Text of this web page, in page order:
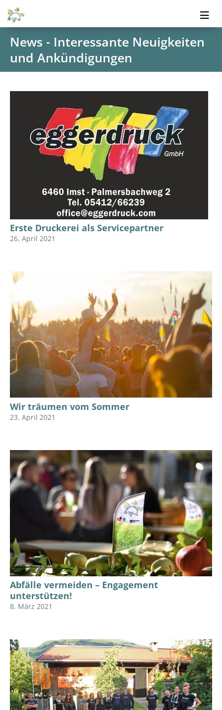
News - Interessante Neuigkeiten
und Ankündigungen
Erste Druckerei als Servicepartner
26. April 2021
Wir träumen vom Sommer
23. April 2021
Abfälle vermeiden – Engagement
unterstützen!
8. März 2021